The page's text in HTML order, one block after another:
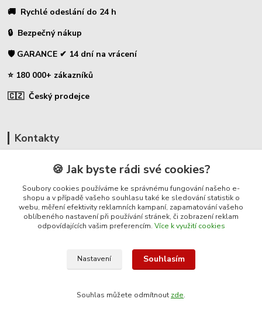
🚚 Rychlé odeslání do 24 h
🔒 Bezpečný nákup
🛡️ GARANCE ✔ 14 dní na vrácení
⭐ 180 000+ zákazníků
🇨🇿 Český prodejce
Kontakty
☎ Plašič odpuzovač kun
🛡️ Zákaznická podpora
📞 728 007 997
⏰ Po-Pá | 7:00 - 13:30 |
🍪 Jak byste rádi své cookies?
Soubory cookies používáme ke správnému fungování našeho e-
shopu a v případě vašeho souhlasu také ke sledování statistik o
webu, měření efektivity reklamních kampaní, zapamatování vašeho
oblíbeného nastavení při používání stránek, či zobrazení reklam
odpovídajících vašim preferencím. Více k využití cookies
Nastavení Souhlasím
Souhlas můžete odmítnout zde.